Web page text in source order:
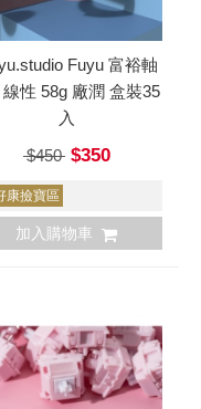
Fuyu 富裕軸
性 58g 廠潤 盒裝35
入
$450$350
康撿寶區
加入購物車